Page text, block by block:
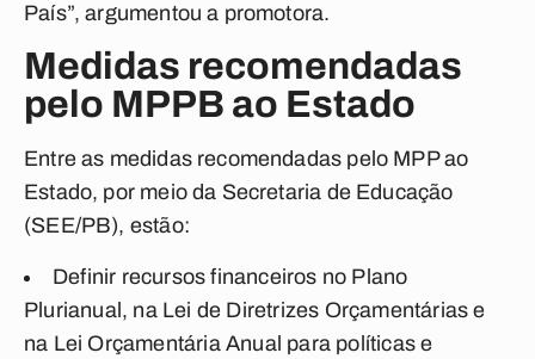
País”, argumentou a promotora.
Medidas recomendadas
pelo MPPB ao Estado
Entre as medidas recomendadas pelo MPP ao
Estado, por meio da Secretaria de Educação
(SEE/PB), estão:
Definir recursos financeiros no Plano
Plurianual, na Lei de Diretrizes Orçamentárias e
na Lei Orçamentária Anual para políticas e